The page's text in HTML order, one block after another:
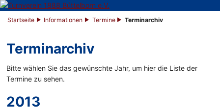
Startseite Informationen Termine Terminarchiv
Terminarchiv
Bitte wählen Sie das gewünschte Jahr, um hier die Liste der
Termine zu sehen.
2013